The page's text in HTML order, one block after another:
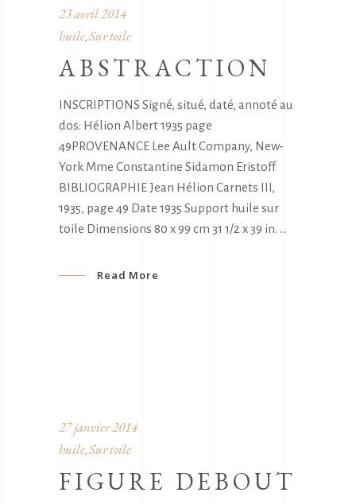
23 avril 2014
huile, Sur toile
ABSTRACTION
INSCRIPTIONS Signé, situé, daté, annoté au
dos: Hélion Albert 1935 page
49PROVENANCE Lee Ault Company, New-
York Mme Constantine Sidamon Eristoff
BIBLIOGRAPHIE Jean Hélion Carnets III,
1935, page 49 Date 1935 Support huile sur
toile Dimensions 80 x 99 cm 31 1/2 x 39 in.
Read More
27 janvier 2014
huile Sur toile
FIGURE DEBOUT